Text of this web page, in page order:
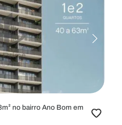
no bairro Ano Bom em